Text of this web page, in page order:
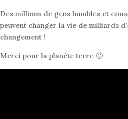
Des millions de gens humbles et
peuvent changer la vie de milliards
changement !
Merci pour la planète terre 🙂